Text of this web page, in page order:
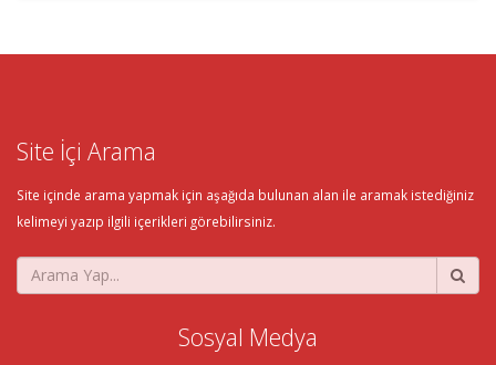
Site İçi Arama
Site içinde arama yapmak için aşağıda bulunan alan ile aramak istediğiniz
kelimeyi yazıp ilgili içerikleri görebilirsiniz.
Sosyal Medya